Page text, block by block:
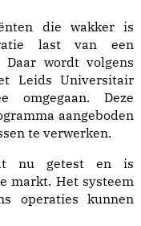
die wakker is
last van een
Daar wordt volgens
Leids Universitair
omgegaan. Deze
aangeboden
te verwerken.
nu getest en is
markt. Het systeem
operaties kunnen